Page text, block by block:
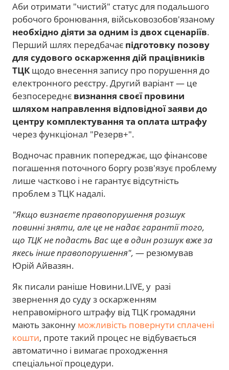
Аби отримати "чистий" статус для подальшого
робочого бронювання, військовозобов'язаному
необхідно діяти за одним із двох сценаріїв.
Перший шлях передбачає підготовку позову
для судового оскарження дій працівників
ТЦКщодо внесення запису про порушення до
електронного реєстру. Другий варіант — це
безпосереднє визнання своєї провини
шляхом направлення відповідної заяви до
центру комплектування та оплата штрафу
через функціонал "Резерв+".
Водночас правник попереджає, що фінансове
погашення поточного боргу розв'язує проблему
лише частково і не гарантує відсутність
проблем з ТЦК надалі.
"Якщо визнаєте правопорушення розшук
повинні зняти, але це не надає гарантії того,
що ТЦК не подасть Вас ще в один розшук вже за
якесь інше правопорушення", — резюмував
Юрій Айвазян.
Як писали раніше Новини.LIVE, у разі
звернення до суду з оскарженням
неправомірного штрафу від ТЦК громадяни
мають законну можливість повернути сплачені
кошти, проте такий процес не відбувається
автоматично і вимагає проходження
спеціальної процедури.